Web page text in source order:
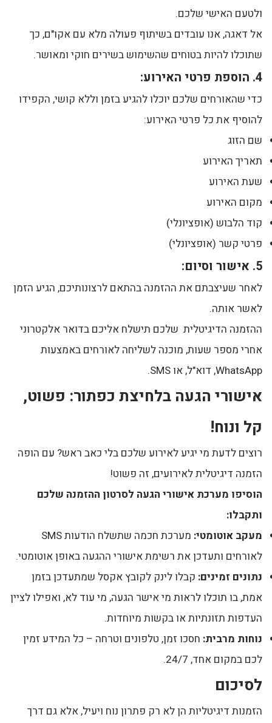
ולטעם האישי שלכם.
אל דאגה, אנו עובדים בשיתוף פעולה מלא עם אקו"ם, כך
שתוכלו להיות בטוחים שהשימוש בשירים חוקי ומאושר.
4. הוספת פרטי האירוע:
כדי שהאורחים שלכם יוכלו להגיע בזמן וללא קושי, הקפידו
להוסיף את כל פרטי האירוע:
שם הזוג
תאריך האירוע
שעת האירוע
מקום האירוע
קוד הלבוש (אופציונלי)
פרטי קשר (אופציונלי)
5. אישור וסיום:
לאחר שעיצבתם את ההזמנה בהתאם לרצונותיכם, הגיע הזמן
לאשר אותה.
ההזמנה הדיגיטלית שלכם תישלח אליכם בדואר אלקטרוני
אחרי מספר שעות, מוכנה לשליחה לאורחים באמצעות
WhatsApp, דוא"ל, או SMS.
אישורי הגעה בלחיצת כפתור: פשוט,
קל ונוח!
רוצים לדעת מי יגיע לאירוע שלכם בלי כאב ראש? עם הופה
הזמנה דיגיטלית לאירועים, זה פשוט!
הוסיפו מערכת אישורי הגעה לסרטון ההזמנה שלכם
ותקבלו:
מעקב אוטומטי:
מערכת חכמה שתשלח הודעות SMS
לאורחים ותעדכן את רשימת אישורי ההגעה באופן אוטומטי.
נתונים זמינים: קבלו לינק לקובץ אקסל שמתעדכן בזמן
אמת, בו תוכלו לראות מי אישר הגעה, מי עוד לא, ואפילו לציין
העדפות תזונתיות או בקשות מיוחדות.
נוחות מרבית: חסכו זמן, טלפונים וטרחה – כל המידע זמין
לכם במקום אחד, 24/7.
לסיכום
הזמנות דיגיטליות הן לא רק פתרון נוח ויעיל, אלא גם דרך